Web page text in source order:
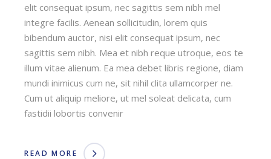
elit consequat ipsum, nec sagittis sem nibh mel
integre facilis. Aenean sollicitudin, lorem quis
bibendum auctor, nisi elit consequat ipsum, nec
sagittis sem nibh. Mea et nibh reque utroque, eos te
illum vitae alienum. Ea mea debet libris regione, diam
mundi inimicus cum ne, sit nihil clita ullamcorper ne.
Cum ut aliquip meliore, ut mel soleat delicata, cum
fastidii lobortis convenir
READ MORE